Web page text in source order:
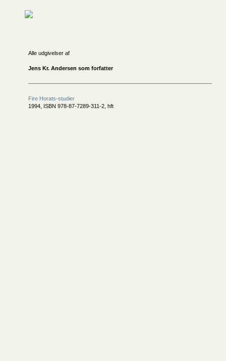
Alle udgivelser af
Jens Kr. Andersen som forfatter
Fire Horats-studier
1994, ISBN 978-87-7289-311-2, hft